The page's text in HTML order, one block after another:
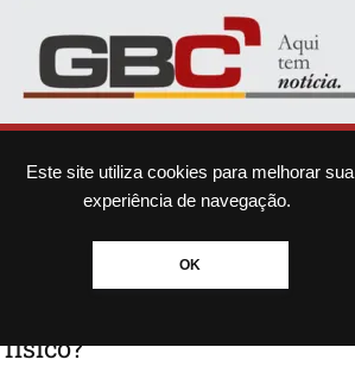
Este site utiliza cookies para melhorar sua
experiência de navegação.
OK
sacar seu benefício
físico?